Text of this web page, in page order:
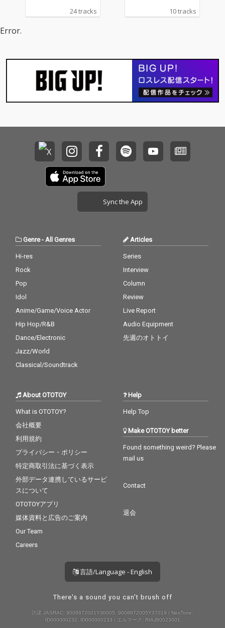
24 tracks 10 tracks
Error.
Sync the App
Genre- All Genres
Hi-res
Rock
Pop
Idol
Anime/Game/Voice Actor
Hip Hop/R&B
Dance/Electronic
Jazz/World
Classical/Soundtrack
Articles
Series
Interview
Column
Review
Live Report
Audio Equipment
先週のオトトイ
About OTOTOY
What is OTOTOY?
会社概要
利用規約
プライバシー・ポリシー
特定商取引法に基づく表示
外部データ連携しているサービ
スについて
OTOTOYアプリ
媒体資料と広告のご案内
Our Team
Careers
Help
Help Top
Make OTOTOY better
Found something weird? Please
mail us
Contact
退会
言語/Language - English
There's a sound you can't brush off
許諾 JASRAC: 9008872001Y30005, 9008872005Y37019 / NexTone:
ID000000232, ID000000233 / エルマーク: RIAJ80023001